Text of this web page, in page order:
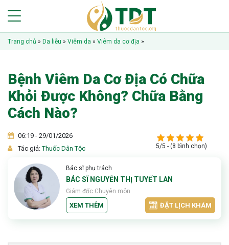
Trang chủ » Da liễu » Viêm da » Viêm da cơ địa »
Bệnh Viêm Da Cơ Địa Có Chữa
Khỏi Được Không? Chữa Bằng
Cách Nào?
06:19 - 29/01/2026
Tác giả:Thuốc Dân Tộc 5/5 - (8 bình chọn)
Bác sĩ phụ trách
BÁC SĨ NGUYỄN THỊ TUYẾT LAN
Giám đốc Chuyên môn
XEM THÊM ĐẶT LỊCH KHÁM